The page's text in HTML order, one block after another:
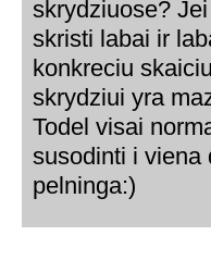
skrydziuose?
skristi labai ir
konkreciu
skrydziui yra
Todel visai
susodinti i viena
pelninga:)